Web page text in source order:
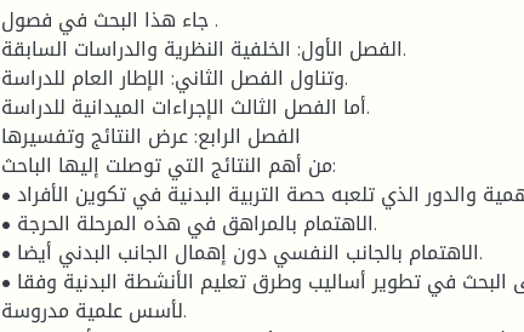
جاء هذا البحث في فصول .
الفصل الأول: الخلفية النظرية والدراسات السابقة.
وتناول الفصل الثاني: الإطار العام للدراسة.
أما الفصل الثالث الإجراءات الميدانية للدراسة.
الفصل الرابع: عرض النتائج وتفسيرها
من أهم النتائج التي توصلت إليها الباحث:
• إبراز الأهمية والدور الذي تلعبه حصة التربية البدنية في تكوين الأفراد.
• الاهتمام بالمراهق في هذه المرحلة الحرجة.
• الاهتمام بالجانب النفسي دون إهمال الجانب البدني أيضا.
• حث المربيين على البحث في تطوير أساليب وطرق تعليم الأنشطة البدنية وفقا
لأسس علمية مدروسة.